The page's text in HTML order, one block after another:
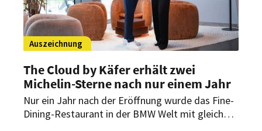
Auszeichnung
The Cloud by Käfer erhält zwei
Michelin-Sterne nach nur einem Jahr
Nur ein Jahr nach der Eröffnung wurde das Fine-
Dining-Restaurant in der BMW Welt mit gleich